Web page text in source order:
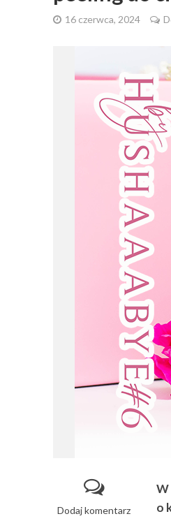
16 czerwca, 2024
Dodaj komentarz
W
o